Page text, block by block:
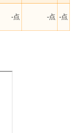
-点 -点 -点